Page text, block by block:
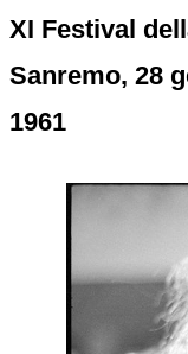
XI Festival
Sanremo, 28
1961